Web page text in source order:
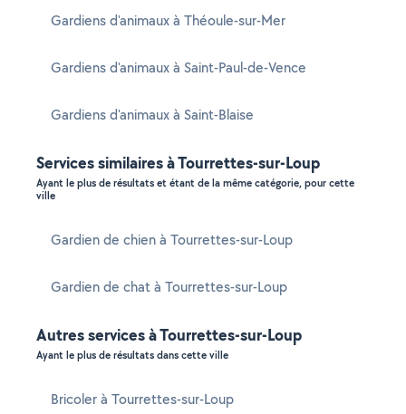
Gardiens d'animaux à Théoule-sur-Mer
Gardiens d'animaux à Saint-Paul-de-Vence
Gardiens d'animaux à Saint-Blaise
Services similaires à Tourrettes-sur-Loup
Ayant le plus de résultats et étant de la même catégorie, pour cette
ville
Gardien de chien à Tourrettes-sur-Loup
Gardien de chat à Tourrettes-sur-Loup
Autres services à Tourrettes-sur-Loup
Ayant le plus de résultats dans cette ville
Bricoler à Tourrettes-sur-Loup